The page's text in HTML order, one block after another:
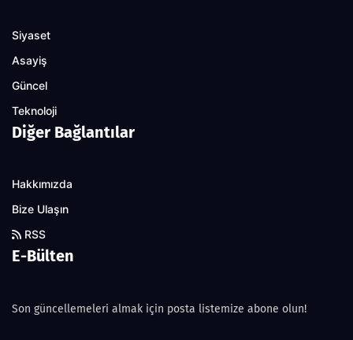
Siyaset
Asayiş
Güncel
Teknoloji
Diğer Bağlantılar
Hakkımızda
Bize Ulaşın
RSS
E-Bülten
Son güncellemeleri almak için posta listemize abone olun!